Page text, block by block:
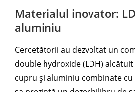
Materialul inovator:
aluminiu
Cercetătorii au dezvoltat un
double hydroxide (LDH)
cupru și aluminiu combinate